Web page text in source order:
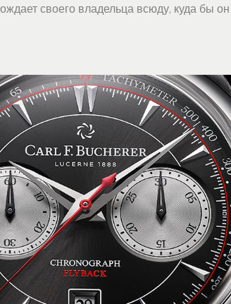
своего владельца всюду, куда бы